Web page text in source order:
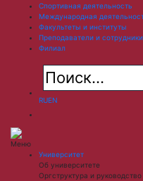
Спортивная деятельность
Международная
Факультеты и институты
Преподаватели и сотрудники
Филиал
RUEN
Меню
Университет
Об университете
Оргструктура и руководство